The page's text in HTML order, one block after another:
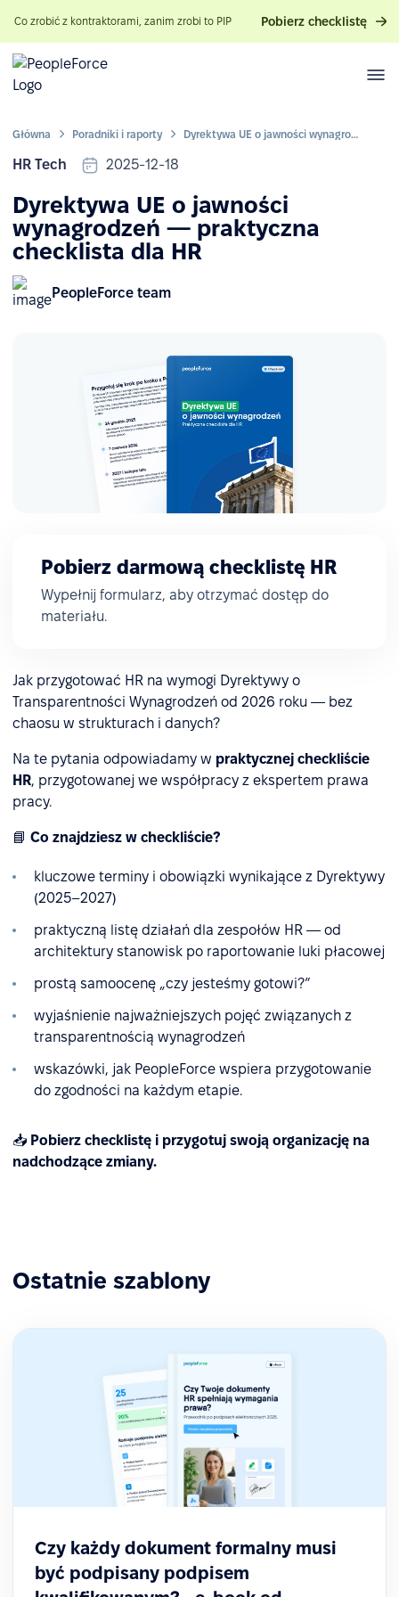
Co zrobić z kontraktorami, zanim zrobi to PIP Pobierz checklistę
Główna Poradniki i raporty Dyrektywa UE o jawności wynagrodzeń — praktyczna checklista dla HR
HR Tech 2025-12-18
Dyrektywa UE o jawności
wynagrodzeń — praktyczna
checklista dla HR
PeopleForce team
Pobierz darmową checklistę HR
Wypełnij formularz, aby otrzymać dostęp do
materiału.
Jak przygotować HR na wymogi Dyrektywy o
Transparentności Wynagrodzeń od 2026 roku — bez
chaosu w strukturach i danych?
Na te pytania odpowiadamy w praktycznej checkliście
HR, przygotowanej we współpracy z ekspertem prawa
pracy.
📘 Co znajdziesz w checkliście?
kluczowe terminy i obowiązki wynikające z Dyrektywy
(2025–2027)
praktyczną listę działań dla zespołów HR — od
architektury stanowisk po raportowanie luki płacowej
prostą samoocenę „czy jesteśmy gotowi?”
wyjaśnienie najważniejszych pojęć związanych z
transparentnością wynagrodzeń
wskazówki, jak PeopleForce wspiera przygotowanie
do zgodności na każdym etapie.
📥 Pobierz checklistę i przygotuj swoją organizację na
nadchodzące zmiany.
Ostatnie szablony
Czy każdy dokument formalny musi
być podpisany podpisem